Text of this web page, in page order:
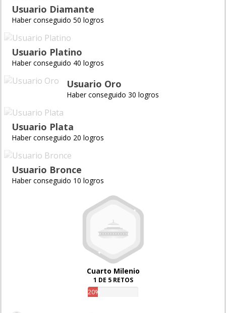
Usuario Diamante
Haber conseguido 50 logros
Usuario Platino
Haber conseguido 40 logros
Usuario Oro
Haber conseguido 30 logros
Usuario Plata
Haber conseguido 20 logros
Usuario Bronce
Haber conseguido 10 logros
Cuarto Milenio
1 DE 5 RETOS
20%